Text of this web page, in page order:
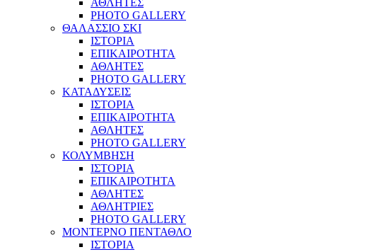
ΑΘΛΗΤΕΣ
PHOTO GALLERY
ΘΑΛΑΣΣΙΟ ΣΚΙ
ΙΣΤΟΡΙΑ
ΕΠΙΚΑΙΡΟΤΗΤΑ
ΑΘΛΗΤΕΣ
PHOTO GALLERY
ΚΑΤΑΔΥΣΕΙΣ
ΙΣΤΟΡΙΑ
ΕΠΙΚΑΙΡΟΤΗΤΑ
ΑΘΛΗΤΕΣ
PHOTO GALLERY
ΚΟΛΥΜΒΗΣΗ
ΙΣΤΟΡΙΑ
ΕΠΙΚΑΙΡΟΤΗΤΑ
ΑΘΛΗΤΕΣ
ΑΘΛΗΤΡΙΕΣ
PHOTO GALLERY
ΜΟΝΤΕΡΝΟ ΠΕΝΤΑΘΛΟ
ΙΣΤΟΡΙΑ